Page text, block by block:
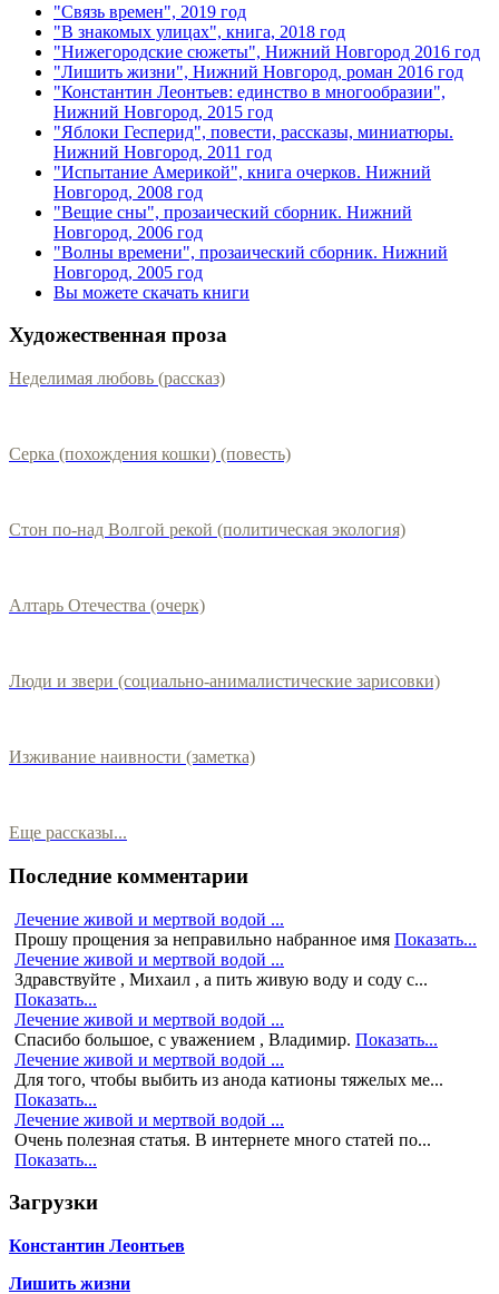
"Связь времен", 2019 год
"В знакомых улицах", книга, 2018 год
"Нижегородские сюжеты", Нижний Новгород 2016 год
"Лишить жизни", Нижний Новгород, роман 2016 год
"Константин Леонтьев: единство в многообразии",
Нижний Новгород, 2015 год
"Яблоки Гесперид", повести, рассказы, миниатюры.
Нижний Новгород, 2011 год
"Испытание Америкой", книга очерков. Нижний
Новгород, 2008 год
"Вещие сны", прозаический сборник. Нижний
Новгород, 2006 год
"Волны времени", прозаический сборник. Нижний
Новгород, 2005 год
Вы можете скачать книги
Художественная проза
Неделимая любовь (рассказ)
Серка (похождения кошки) (повесть)
Стон по-над Волгой рекой (политическая экология)
Алтарь Отечества (очерк)
Люди и звери (социально-анималистические зарисовки)
Изживание наивности (заметка)
Еще рассказы...
Последние комментарии
Лечение живой и мертвой водой ...
Прошу прощения за неправильно набранное имя Показать...
Лечение живой и мертвой водой ...
Здравствуйте , Михаил , а пить живую воду и соду с...
Показать...
Лечение живой и мертвой водой ...
Спасибо большое, с уважением , Владимир. Показать...
Лечение живой и мертвой водой ...
Для того, чтобы выбить из анода катионы тяжелых ме...
Показать...
Лечение живой и мертвой водой ...
Очень полезная статья. В интернете много статей по...
Показать...
Загрузки
Константин Леонтьев
Лишить жизни